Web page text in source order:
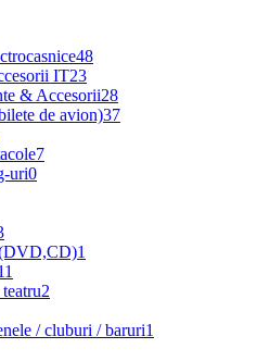
48
IT23
& Accesorii28
de avion)37
7
uri0
1
2
/ cluburi / baruri1